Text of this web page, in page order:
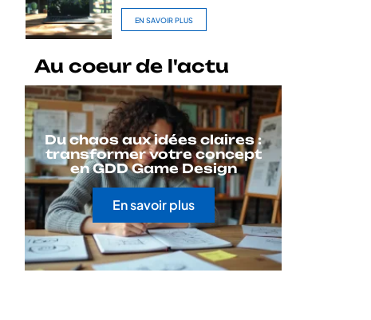
EN SAVOIR PLUS
Au coeur de l'actu
Du chaos aux idées claires :
transformer votre concept
en GDD Game Design
En savoir plus